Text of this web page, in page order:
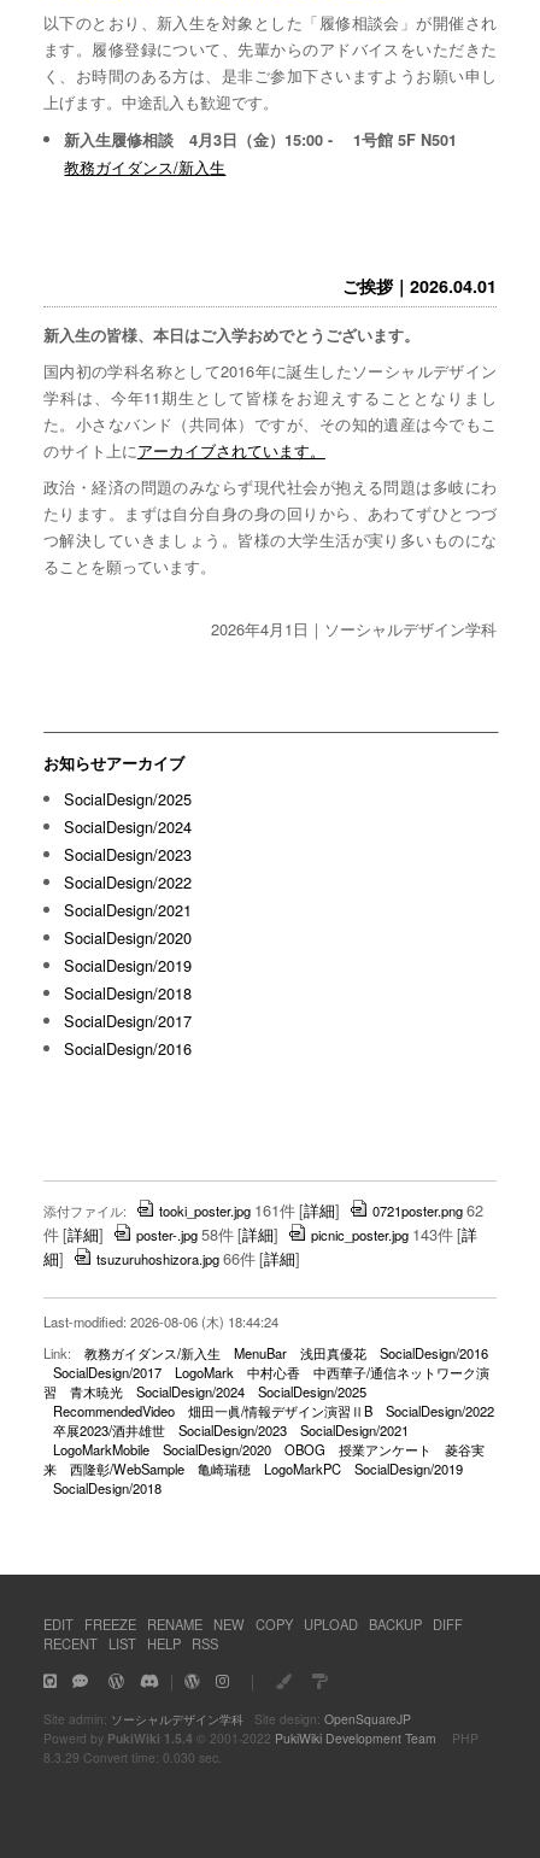
以下のとおり、新入生を対象とした「履修相談会」が開催され
ます。履修登録について、先輩からのアドバイスをいただきた
く、お時間のある方は、是非ご参加下さいますようお願い申し
上げます。中途乱入も歓迎です。
新入生履修相談 4月3日（金）15:00 - 1号館 5F N501
教務ガイダンス/新入生
ご挨拶｜2026.04.01
新入生の皆様、本日はご入学おめでとうございます。
国内初の学科名称として2016年に誕生したソーシャルデザイン
学科は、今年11期生として皆様をお迎えすることとなりまし
た。小さなバンド（共同体）ですが、その知的遺産は今でもこ
のサイト上にアーカイブされています。
政治・経済の問題のみならず現代社会が抱える問題は多岐にわ
たります。まずは自分自身の身の回りから、あわてずひとつづ
つ解決していきましょう。皆様の大学生活が実り多いものにな
ることを願っています。
2026年4月1日｜ソーシャルデザイン学科
お知らせアーカイブ
SocialDesign/2025
SocialDesign/2024
SocialDesign/2023
SocialDesign/2022
SocialDesign/2021
SocialDesign/2020
SocialDesign/2019
SocialDesign/2018
SocialDesign/2017
SocialDesign/2016
添付ファイル: tooki_poster.jpg 161件[詳細] 0721poster.png62
件[詳細] poster-.jpg58件[詳細] picnic_poster.jpg 143件[詳
細] tsuzuruhoshizora.jpg66件[詳細]
Last-modified: 2026-08-06 (木) 18:44:24
Link:
教務ガイダンス/新入生 MenuBar 浅田真優花
SocialDesign/2016
SocialDesign/2017
LogoMark 中村心香
中西華子/通信ネットワーク演
習
青木暁光 SocialDesign/2024
SocialDesign/2025
RecommendedVideo
畑田一眞/情報デザイン演習ⅡB
SocialDesign/2022
卒展2023/酒井雄世
SocialDesign/2023
SocialDesign/2021
LogoMarkMobile
SocialDesign/2020 OBOG 授業アンケート
菱谷実
来
西隆彰/WebSample 亀崎瑞穂 LogoMarkPC
SocialDesign/2019
SocialDesign/2018
EDIT FREEZE RENAME NEW COPY UPLOAD BACKUP
DIFF
RECENT
LIST HELP RSS
｜ ｜
Site admin: ソーシャルデザイン学科Site design: OpenSquareJP
Powerd by PukiWiki 1.5.4 © 2001-2022 PukiWiki Development Team PHP
8.3.29 Convert time: 0.030 sec.